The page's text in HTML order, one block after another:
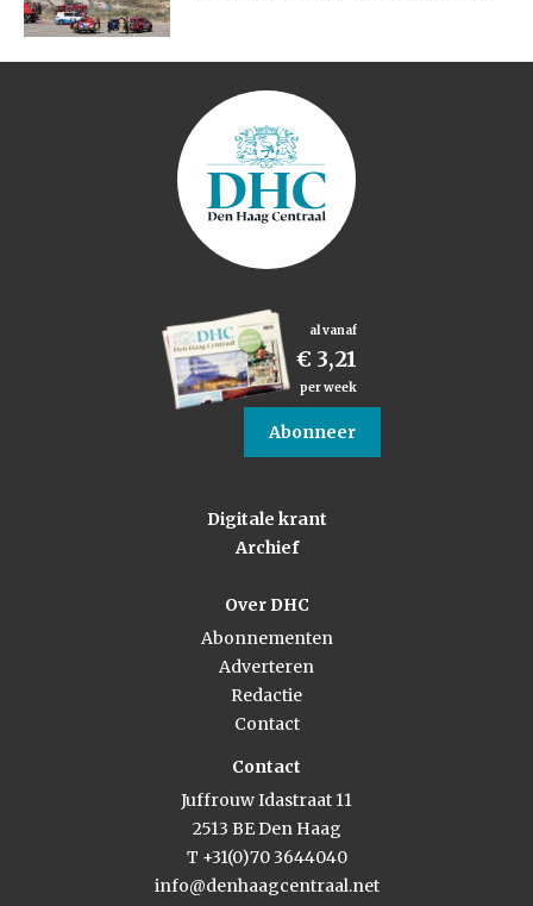
al vanaf
€ 3,21
per week
Abonneer
Digitale krant
Archief
Over DHC
Abonnementen
Adverteren
Redactie
Contact
Contact
Juffrouw Idastraat 11
2513 BE Den Haag
T +31(0)70 3644040
info@denhaagcentraal.net